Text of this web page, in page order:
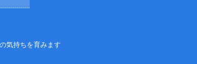
気持ちを育みます